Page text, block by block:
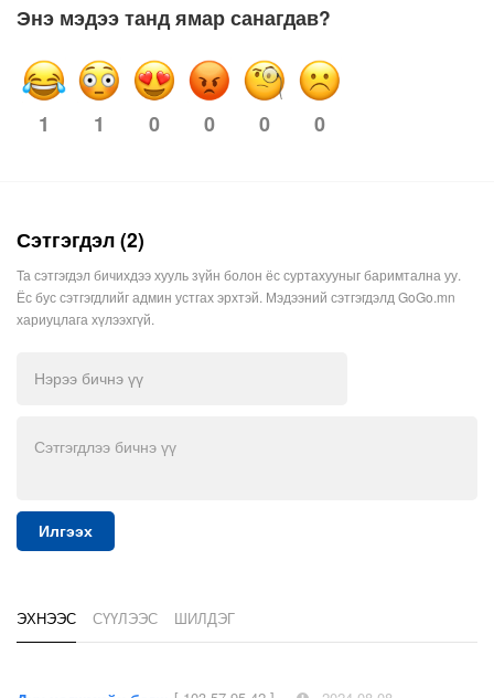
Энэ мэдээ танд ямар санагдав?
1 1 0 0 0 0
Сэтгэгдэл (2)
Та сэтгэгдэл бичихдээ хууль зүйн болон ёс суртахууныг баримтална уу.
Ёс бус сэтгэгдлийг админ устгах эрхтэй. Мэдээний сэтгэгдэлд GoGo.mn
хариуцлага хүлээхгүй.
Илгээх
ЭХНЭЭС СҮҮЛЭЭС ШИЛДЭГ